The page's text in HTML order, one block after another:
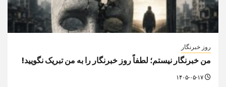
روز خبرنگار
من خبرنگار نیستم؛ لطفاً روز خبرنگار را به من تبریک نگویید!